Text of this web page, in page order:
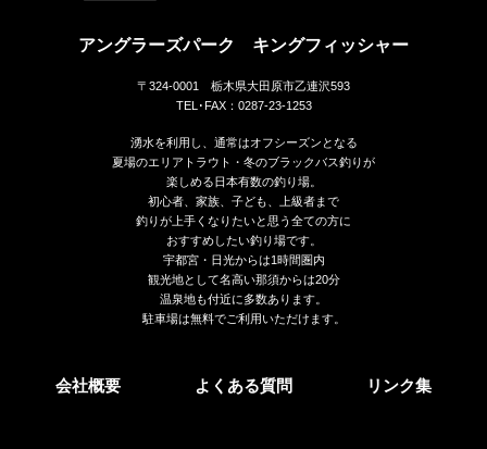
アングラーズパーク キングフィッシャー
〒324-0001 栃木県大田原市乙連沢593
TEL･FAX：0287-23-1253
湧水を利用し、通常はオフシーズンとなる
夏場のエリアトラウト・冬のブラックバス釣りが
楽しめる日本有数の釣り場。
初心者、家族、子ども、上級者まで
釣りが上手くなりたいと思う全ての方に
おすすめしたい釣り場です。
宇都宮・日光からは1時間圏内
観光地として名高い那須からは20分
温泉地も付近に多数あります。
駐車場は無料でご利用いただけます。
会社概要 よくある質問 リンク集